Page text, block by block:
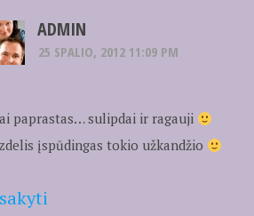
ADMIN
25 SPALIO, 2012 11:09 PM
paprastas… sulipdai ir ragauji
įspūdingas tokio užkandžio